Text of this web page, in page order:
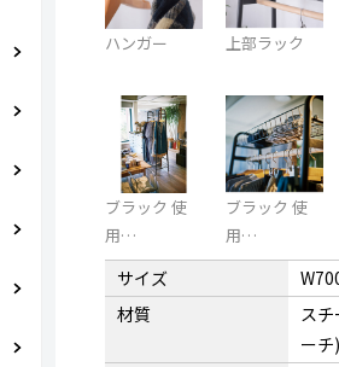
ハンガー 上部ラック
ブラック 使
用…
ブラック 使
用…
サイズ
材質
ス
ーチ)